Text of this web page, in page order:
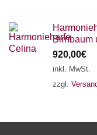
Birnbaum
920,00€
inkl. MwSt.
zzgl.